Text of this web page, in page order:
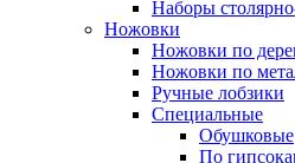
Наборы
Ножовки
Ножовки по
Ножовки по
Ручные лобзики
Специальные
Обушковые
По